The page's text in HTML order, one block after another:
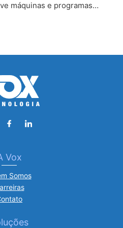
máquinas e programas…
Vox
Somos